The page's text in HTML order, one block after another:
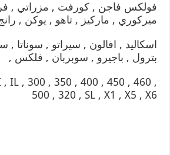
فولكس فاجن , كورفت , مزراتي ,
ميركوري , ماركيز , تاهو , يوكن ,
اسكاليد , افالون , سيراتو , سوناتا ,
بترول , باجيرو , سوبربان , فلكس ,
I , IL , 300 , 350 , 400 , 450 , 460 ,
500 , 320 , SL , X1 , X5 , X6